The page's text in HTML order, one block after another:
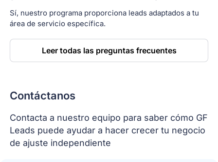
Sí, nuestro programa proporciona leads adaptados a tu
área de servicio específica.
Leer todas las preguntas frecuentes
Contáctanos
Contacta a nuestro equipo para saber cómo GF
Leads puede ayudar a hacer crecer tu negocio
de ajuste independiente